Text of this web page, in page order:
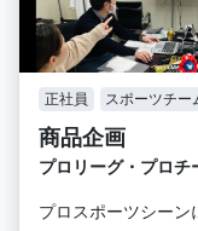
正社員 スポーツチー
商品企画
プロリーグ・プロ
プロスポーツシーン